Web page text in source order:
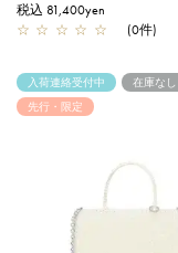
税込 81,400yen
☆ ☆ ☆ ☆ ☆ (0件)
入荷連絡受付中
在庫なし
先行・限定